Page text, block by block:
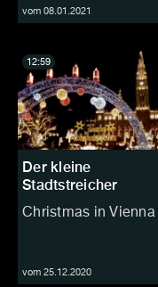
vom 08.01.2021
Der kleine
Stadtstreicher
Christmas in Vienna
vom 25.12.2020
12:59